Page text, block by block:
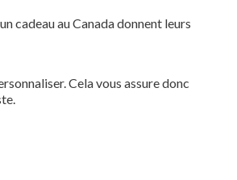
cadeau au Canada donnent leurs
Cela vous assure donc